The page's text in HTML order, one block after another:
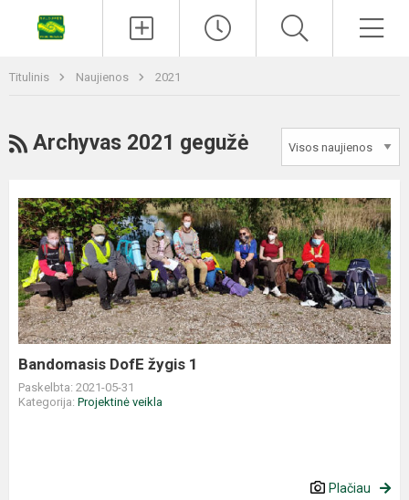
Titulinis Naujienos 2021
Archyvas 2021 gegužė
Bandomasis DofE žygis 1
Paskelbta: 2021-05-31
Kategorija: Projektinė veikla
Plačiau